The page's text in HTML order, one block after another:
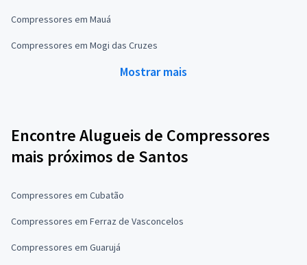
Compressores em Mauá
Compressores em Mogi das Cruzes
Mostrar mais
Encontre Alugueis de Compressores
mais próximos de Santos
Compressores em Cubatão
Compressores em Ferraz de Vasconcelos
Compressores em Guarujá